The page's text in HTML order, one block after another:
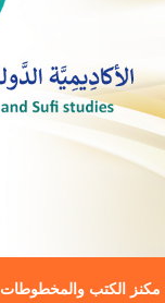
مكنز الكتب والمخطوطات